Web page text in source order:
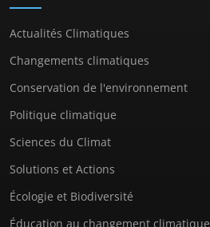
Actualités Climatiques
Changements climatiques
Conservation de l'environnement
Politique climatique
Sciences du Climat
Solutions et Actions
Écologie et Biodiversité
Éducation au changement climatique